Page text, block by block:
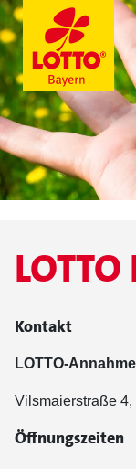
Kontakt
LOTTO-
Vilsmaierstraße
Öffnungszeiten